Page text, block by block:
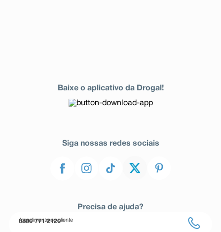
Baixe o aplicativo da Drogal!
Siga nossas redes sociais
Precisa de ajuda?
Atendimento ao cliente
0800 771 2120